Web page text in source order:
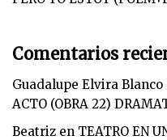
Comentarios
Guadalupe Elvira Blanco
ACTO (OBRA 22)
Beatriz en TEATRO EN